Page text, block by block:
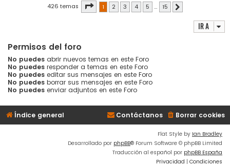
426 temas Página de 15
1 2 3 4 5 … 15
Ir a
Permisos del foro
No puedes abrir nuevos temas en este Foro
No puedes responder a temas en este Foro
No puedes editar sus mensajes en este Foro
No puedes borrar sus mensajes en este Foro
No puedes enviar adjuntos en este Foro
Índice general Borrar cookies
Contáctanos
Flat Style by Ian Bradley
Desarrollado por phpBB® Forum Software © phpBB Limited
Traducción al español por phpBB España
Privacidad | Condiciones